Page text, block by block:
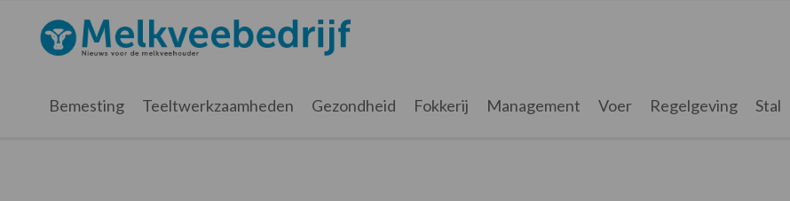
hoofdnavigatie
hoofd
eerste
voettekst
Melkveebedrijf.nl
Bemesting Teeltwerkzaamheden Gezondheid Fokkerij Management Voer Regelgeving Stal